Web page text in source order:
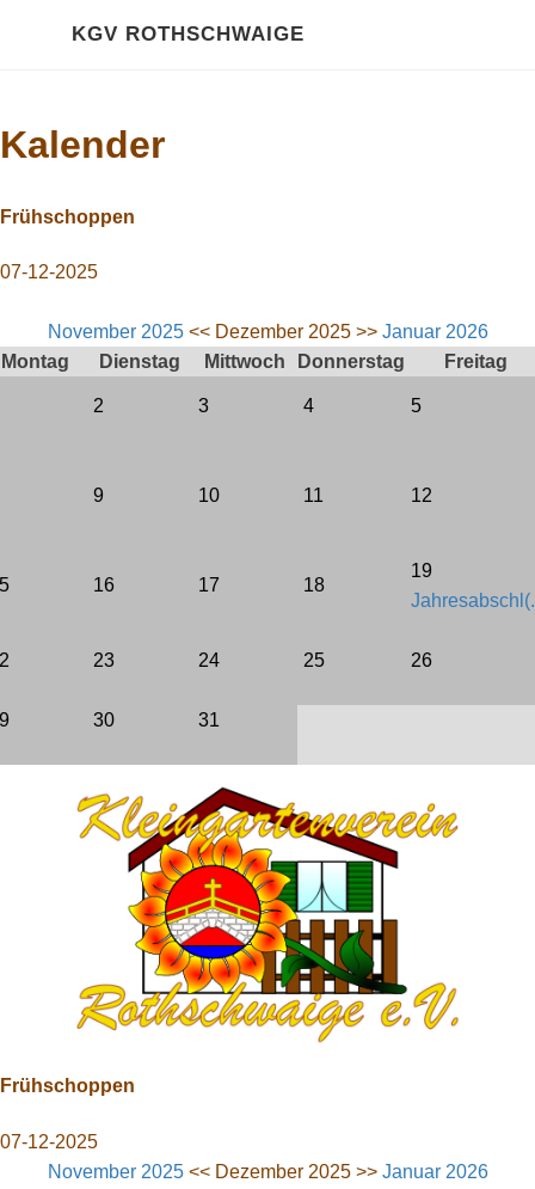
KGV ROTHSCHWAIGE
Kalender
Gartenordnung
Bebauungsplan
Kalender
Frühschoppen
07-12-2025
November 2025<< Dezember 2025 >> Januar 2026
Montag
Dienstag Mittwoch Donnerstag Freitag
2 3 4 5
9 10 11 12
16 17 18
19
23 24 25 26
30 31
Frühschoppen
07-12-2025
November 2025<< Dezember 2025 >> Januar 2026